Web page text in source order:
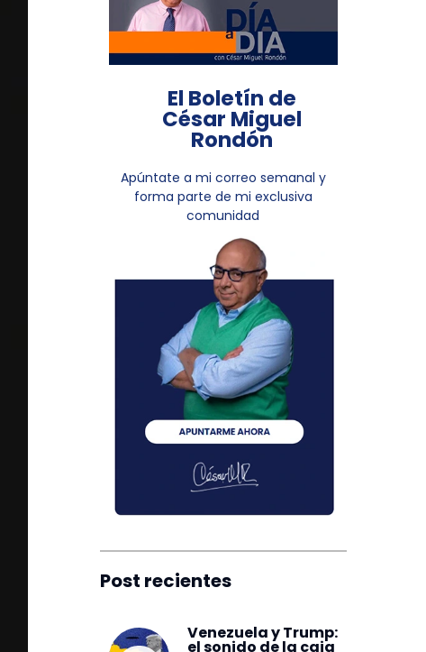
El Boletín de
César Miguel
Rondón
Apúntate a mi correo semanal y
forma parte de mi exclusiva
comunidad
Post recientes
Venezuela y Trump:
el sonido de la caja